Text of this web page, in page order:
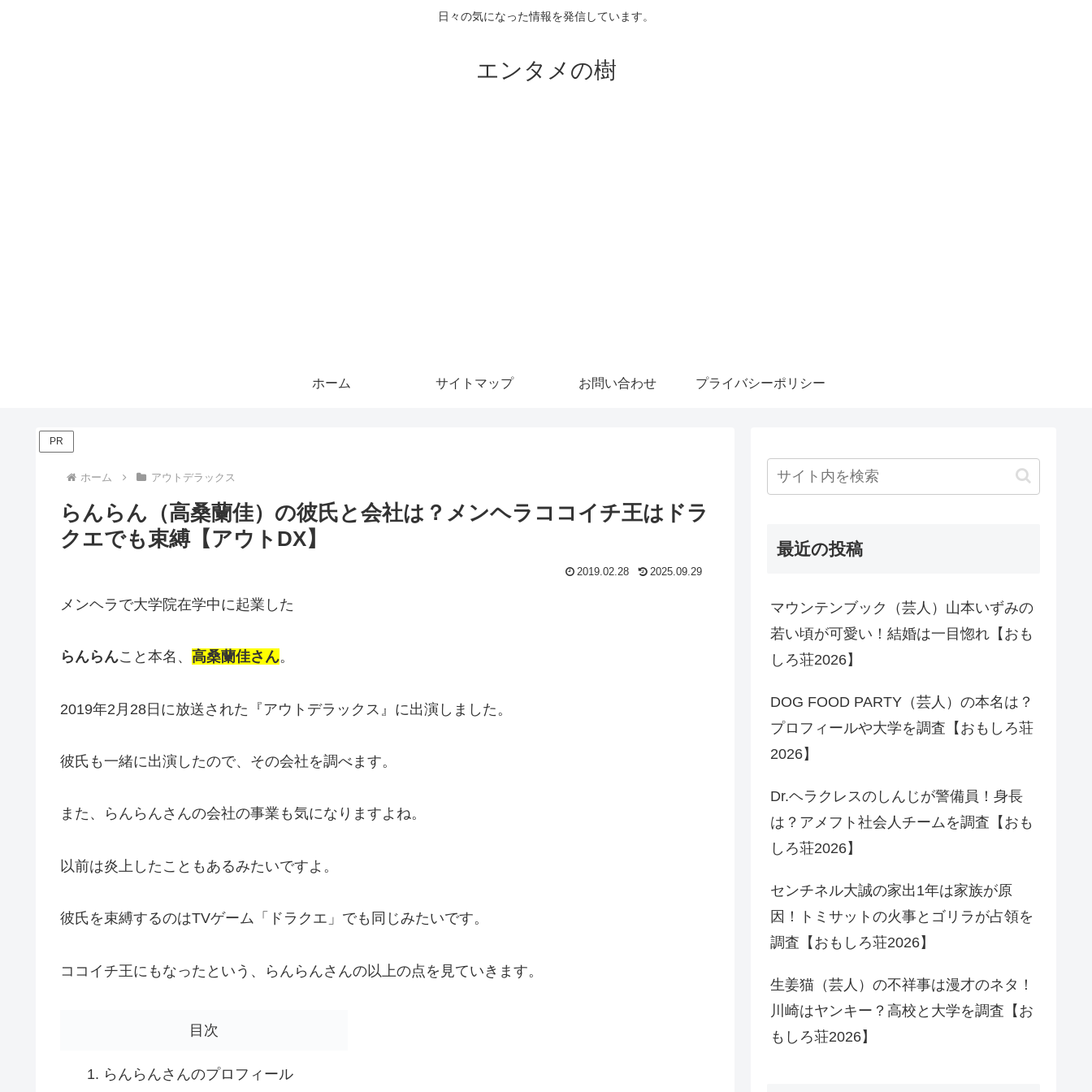
日々の気になった情報を発信しています。
エンタメの樹
ホーム サイトマップ お問い合わせ プライバシーポリシー
PR
ホーム アウトデラックス
らんらん（高桑蘭佳）の彼氏と会社は？メンヘラココイチ王はドラ
クエでも束縛【アウトDX】
2019.02.28 2025.09.29
メンヘラで大学院在学中に起業した
らんらんこと本名、 高桑蘭佳さん。
2019年2月28日に放送された『アウトデラックス』に出演しました。
彼氏も一緒に出演したので、その会社を調べます。
また、らんらんさんの会社の事業も気になりますよね。
以前は炎上したこともあるみたいですよ。
彼氏を束縛するのはTVゲーム「ドラクエ」でも同じみたいです。
ココイチ王にもなったという、らんらんさんの以上の点を見ていきます。
目次
らんらんさんのプロフィール
最近の投稿
マウンテンブック（芸人）山本いずみの
若い頃が可愛い！結婚は一目惚れ【おも
しろ荘2026】
DOG FOOD PARTY（芸人）の本名は？
プロフィールや大学を調査【おもしろ荘
2026】
Dr.ヘラクレスのしんじが警備員！身長
は？アメフト社会人チームを調査【おも
しろ荘2026】
センチネル大誠の家出1年は家族が原
因！トミサットの火事とゴリラが占領を
調査【おもしろ荘2026】
生姜猫（芸人）の不祥事は漫才のネタ！
川崎はヤンキー？高校と大学を調査【お
もしろ荘2026】